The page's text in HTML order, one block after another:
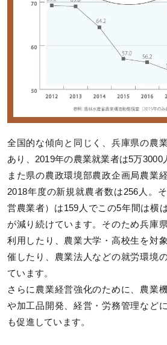
全国的な傾向と同じく、兵庫県の農
あり、2019年の農業就業者は5万3000
また県の農政環境部農政企画局農業
2018年度の新規就農者数は256人。
営農業者）は159人でこの5年間は横
が減り続けています。そのため兵庫
利用したり、農業大学・高校生を対
催したり、農業法人などの就労環境
ています。
さらに農業経営強化のために、農業
や加工品開発、経営・労務管理など
も促進しています。